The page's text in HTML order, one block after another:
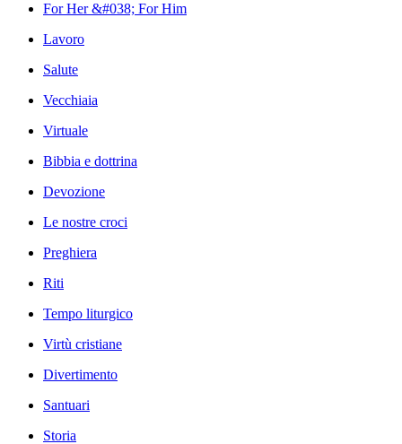
For Her &#038; For Him
Lavoro
Salute
Vecchiaia
Virtuale
Bibbia e dottrina
Devozione
Le nostre croci
Preghiera
Riti
Tempo liturgico
Virtù cristiane
Divertimento
Santuari
Storia